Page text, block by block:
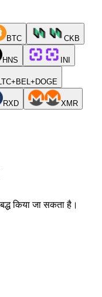
BTC CKB
HNS INI
RXD XMR
किया जा सकता है।